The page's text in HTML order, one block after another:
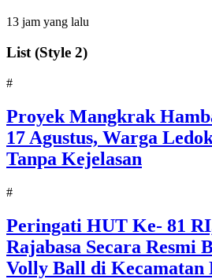
13 jam yang lalu
List (Style 2)
#
‎Proyek Mangkrak
17 Agustus, Warga
Tanpa Kejelasan
#
Peringati HUT Ke- 81
Rajabasa Secara Resmi
Volly Ball di Kecamatan